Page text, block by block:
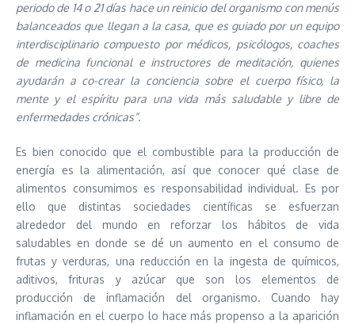
periodo de 14 o 21 días hace un reinicio del organismo con menús
balanceados que llegan a la casa, que es guiado por un equipo
interdisciplinario compuesto por médicos, psicólogos, coaches
de medicina funcional e instructores de meditación, quienes
ayudarán a co-crear la conciencia sobre el cuerpo físico, la
mente y el espíritu para una vida más saludable y libre de
enfermedades crónicas”.
Es bien conocido que el combustible para la producción de
energía es la alimentación, así que conocer qué clase de
alimentos consumimos es responsabilidad individual. Es por
ello que distintas sociedades científicas se esfuerzan
alrededor del mundo en reforzar los hábitos de vida
saludables en donde se dé un aumento en el consumo de
frutas y verduras, una reducción en la ingesta de químicos,
aditivos, frituras y azúcar que son los elementos de
producción de inflamación del organismo. Cuando hay
inflamación en el cuerpo lo hace más propenso a la aparición